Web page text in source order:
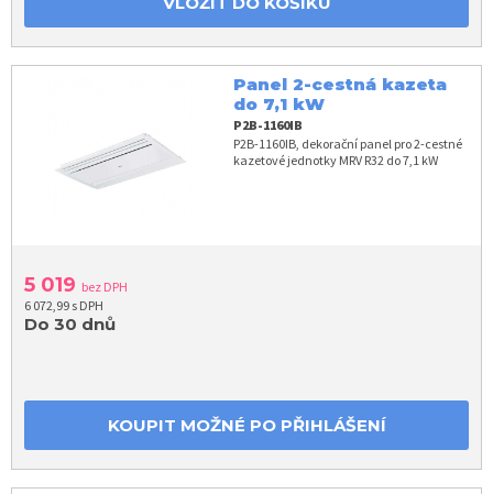
Panel 2-cestná kazeta
do 7,1 kW
P2B-1160IB
P2B-1160IB, dekorační panel pro 2-cestné
kazetové jednotky MRV R32 do 7,1 kW
5 019 bez DPH
6 072,99 s DPH
Do 30 dnů
KOUPIT MOŽNÉ PO PŘIHLÁŠENÍ